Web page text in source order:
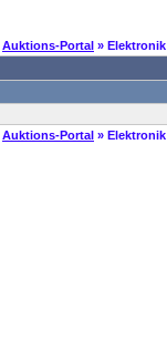
Auktions-Portal » Elektronik
Auktions-Portal » Elektronik